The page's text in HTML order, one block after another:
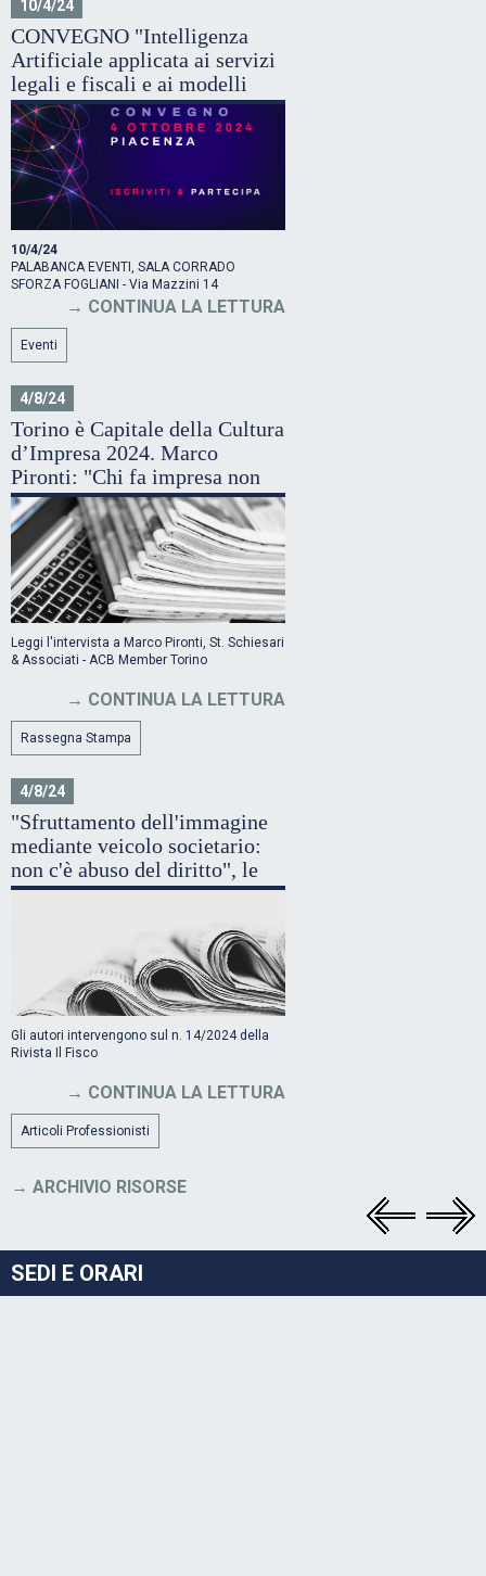
10/4/24
CONVEGNO "Intelligenza
Artificiale applicata ai servizi
legali e fiscali e ai modelli
produttivi"- Piacenza, 4
ottobre 2024, ore 9.00-13.30
ACBGroup
10/4/24
PALABANCA EVENTI, SALA CORRADO
SFORZA FOGLIANI - Via Mazzini 14
CONTINUA LA LETTURA
Eventi
4/8/24
Torino è Capitale della Cultura
d’Impresa 2024. Marco
Pironti: "Chi fa impresa non
deve avere paura di rischiare"
ACBGroup
Leggi l'intervista a Marco Pironti, St. Schiesari
& Associati - ACB Member Torino
CONTINUA LA LETTURA
Rassegna Stampa
4/8/24
"Sfruttamento dell'immagine
mediante veicolo societario:
non c'è abuso del diritto", le
considerazioni di M.L. Di
Gli autori intervengono sul n. 14/2024 della
Rivista Il Fisco
CONTINUA LA LETTURA
Articoli Professionisti
ARCHIVIO RISORSE
SEDI E ORARI